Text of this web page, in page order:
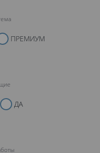
ПРЕМИУМ
ДА